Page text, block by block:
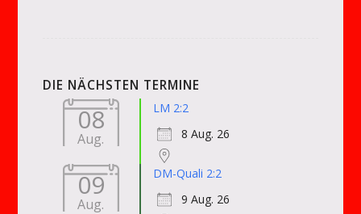
DIE NÄCHSTEN TERMINE
08
Aug.
LM 2:2
8 Aug. 26
09
Aug.
DM-Quali 2:2
9 Aug. 26